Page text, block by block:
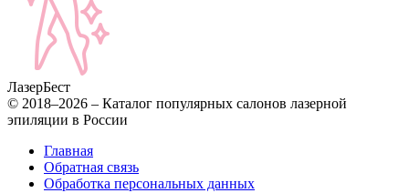
ЛазерБест
© 2018–2026 – Каталог популярных салонов лазерной
эпиляции в России
Главная
Обратная связь
Обработка персональных данных